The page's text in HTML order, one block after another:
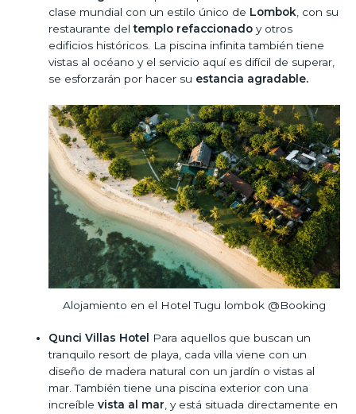
clase mundial con un estilo único de Lombok, con su
restaurante del templo refaccionado y otros
edificios históricos. La piscina infinita también tiene
vistas al océano y el servicio aquí es difícil de superar,
se esforzarán por hacer su estancia agradable.
Alojamiento en el Hotel Tugu lombok @Booking
Qunci Villas Hotel
Para aquellos que buscan un
tranquilo resort de playa, cada villa viene con un
diseño de madera natural con un jardín o vistas al
mar. También tiene una piscina exterior con una
increíblevista al mar, y está situada directamente en